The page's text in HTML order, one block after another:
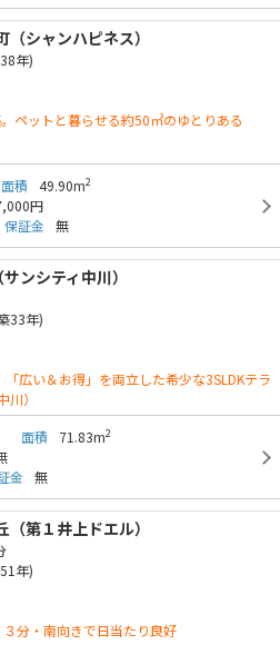
シャンハピネス）
年)
ペットと暮らせる約50㎡のゆとりある
面積 49.90m2
円
保証金 無
ンシティ中川）
33年)
広い＆お得」を両立した希少な3SLDKテラ
）
面積 71.83m2
金 無
第１井上ドエル）
年)
分・南向きで日当たり良好